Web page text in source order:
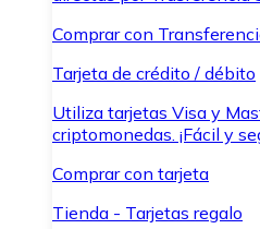
Comprar con
Tarjeta de crédito / débito
Utiliza tarjetas Visa y
criptomonedas. ¡Fácil y
Comprar con tarjeta
Tienda - Tarjetas regalo